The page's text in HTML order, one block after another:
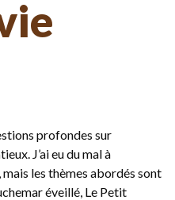
profondes sur
J’ai eu du mal à
les thèmes abordés sont
éveillé, Le Petit